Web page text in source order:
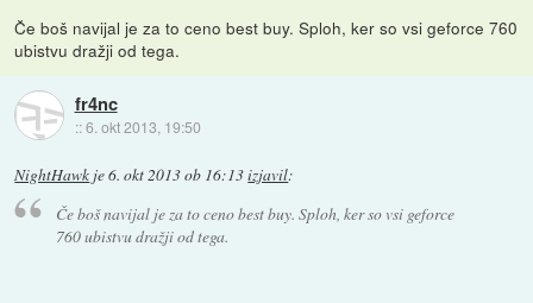
Če boš navijal je za to ceno best buy. Sploh, ker so vsi geforce 760
ubistvu dražji od tega.
fr4nc
::6. okt 2013, 19:50
NightHawk je6. okt 2013 ob 16:13izjavil:
Če boš navijal je za to ceno best buy. Sploh, ker so vsi geforce
760 ubistvu dražji od tega.